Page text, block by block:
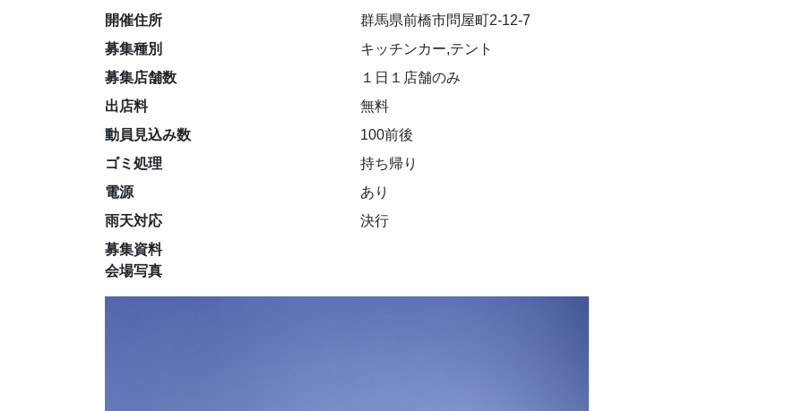
開催住所
群馬県前橋市問屋町2-12-7
募集種別
キッチンカー,テント
募集店舗数
１日１店舗のみ
出店料
無料
動員見込み数
100前後
ゴミ処理
持ち帰り
電源
あり
雨天対応
決行
募集資料
会場写真